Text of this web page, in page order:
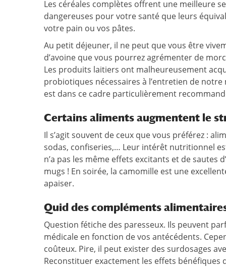
Les céréales complètes offrent une meilleure
dangereuses pour votre santé que leurs
votre pain ou vos pâtes.
Au petit déjeuner, il ne peut que vous être
d’avoine que vous pourrez agrémenter de
Les produits laitiers ont malheureusement
probiotiques nécessaires à l’entretien de
est dans ce cadre particulièrement
Certains aliments augmentent le
Il s’agit souvent de ceux que vous préférez :
sodas, confiseries,… Leur intérêt nutritionnel
n’a pas les même effets excitants et de sautes
mugs ! En soirée, la camomille est une
apaiser.
Quid des compléments
Question fétiche des paresseux. Ils peuvent
médicale en fonction de vos antécédents.
coûteux. Pire, il peut exister des surdosages
Reconstituer exactement les effets bénéfiques